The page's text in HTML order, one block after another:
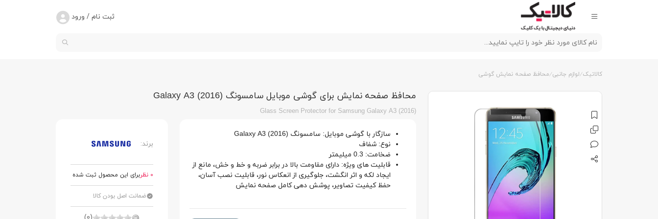
ثبت نام / ورود
کالاتیک لوازم جانبی محافظ صفحه نمایش گوشی
محافظ صفحه نمایش برای گوشی موبایل سامسونگ (Galaxy A3 (2016
Glass Screen Protector for Samsung Galaxy A3 (2016)
سازگار با گوشی موبایل: سامسونگ Galaxy A3 (2016)
نوع: شفاف
ضخامت: 0.3 میلیمتر
قابلیت های ویژه: دارای مقاومت بالا در برابر ضربه و خط و خش، مانع از
ایجاد لکه و اثر انگشت، جلوگیری از انعکاس نور، قابلیت نصب آسان،
حفظ کیفیت تصاویر، پوشش دهی کامل صفحه نمایش
برند:
0 نظر برای این محصول ثبت شده
ضمانت اصل بودن کالا